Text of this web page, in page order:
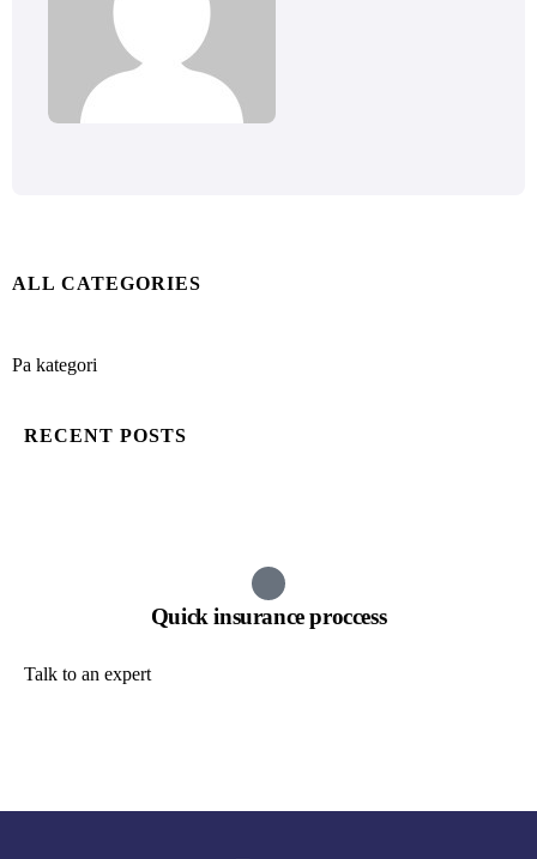
ALL CATEGORIES
Pa kategori
RECENT POSTS
Quick insurance proccess
Talk to an expert